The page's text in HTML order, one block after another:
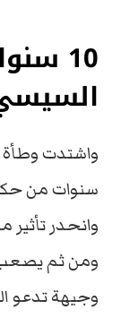
10
سنوات من
وانحدر
ومن ثم
وجيهة تدعو